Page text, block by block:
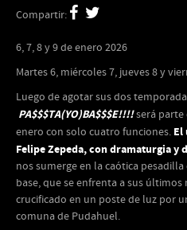
Compartir:
6, 7, 8 y 9 de enero 2026
Martes 6, miércoles 7, jueves 8 y
Luego de agotar sus dos
PA$$$TA(YO)BA$$$E!!!!será
enero con solo cuatro funciones. El
Felipe Zepeda, con dramaturgia y
nos sumerge en la caótica
base, que se enfrenta a sus
crucificado en un poste de luz por
comuna de Pudahuel.